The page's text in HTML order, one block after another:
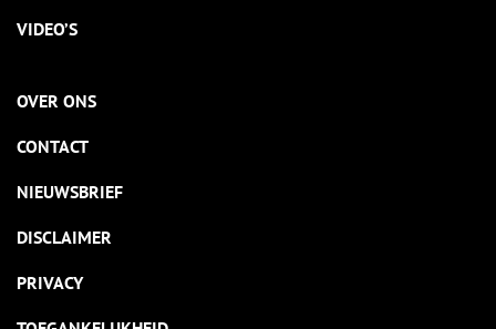
VIDEO’S
OVER ONS
CONTACT
NIEUWSBRIEF
DISCLAIMER
PRIVACY